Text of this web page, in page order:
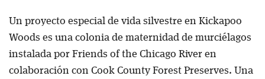
Un proyecto especial de vida silvestre en Kickapoo
Woods es una colonia de maternidad de murciélagos
instalada por Friends of the Chicago River en
colaboración con Cook County Forest Preserves. Una